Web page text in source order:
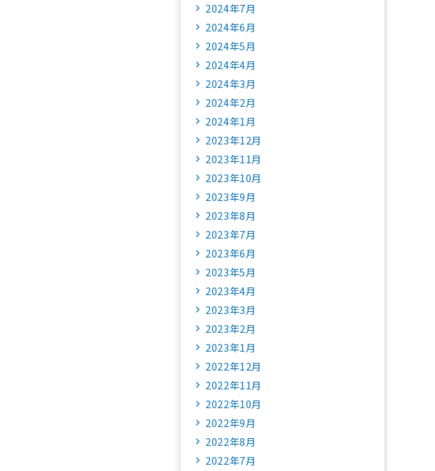
2024年7月
2024年6月
2024年5月
2024年4月
2024年3月
2024年2月
2024年1月
2023年12月
2023年11月
2023年10月
2023年9月
2023年8月
2023年7月
2023年6月
2023年5月
2023年4月
2023年3月
2023年2月
2023年1月
2022年12月
2022年11月
2022年10月
2022年9月
2022年8月
2022年7月